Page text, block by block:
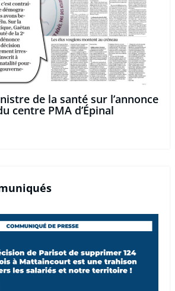
de la santé sur l’annonce
centre PMA d’Épinal